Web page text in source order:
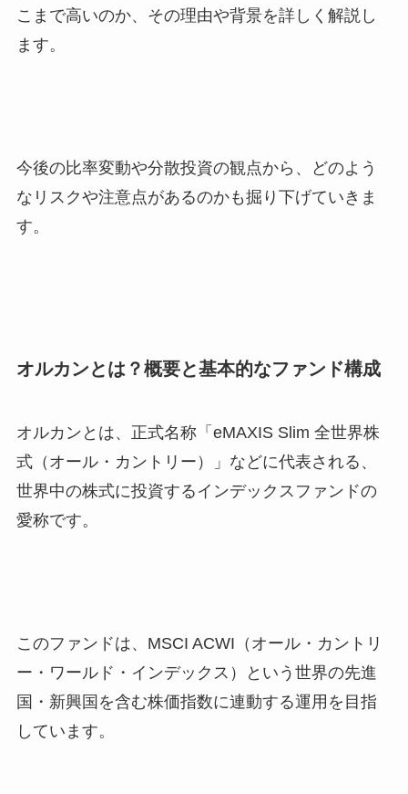
こまで高いのか、その理由や背景を詳しく解説し
ます。
今後の比率変動や分散投資の観点から、どのよう
なリスクや注意点があるのかも掘り下げていきま
す。
オルカンとは？概要と基本的なファンド構成
オルカンとは、正式名称「eMAXIS Slim 全世界株
式（オール・カントリー）」などに代表される、
世界中の株式に投資するインデックスファンドの
愛称です。
このファンドは、MSCI ACWI（オール・カントリ
ー・ワールド・インデックス）という世界の先進
国・新興国を含む株価指数に連動する運用を目指
しています。